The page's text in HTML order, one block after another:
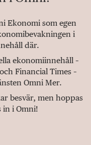
Ekonomi som egen
i
där.
ekonomiinnehåll –
Financial Times –
Omni Mer.
besvär, men hoppas
in i Omni!